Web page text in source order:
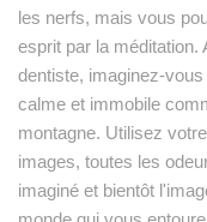
les nerfs, mais vous
esprit par la
dentiste, imaginez-
calme et immobile
montagne. Utilisez
images, toutes les
imaginé et bientôt